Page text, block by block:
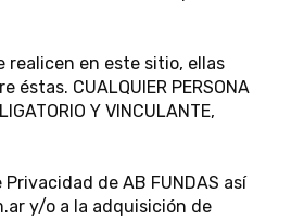
realicen en este sitio, ellas
CUALQUIER PERSONA
Y VINCULANTE,
de AB FUNDAS así
y/o a la adquisición de